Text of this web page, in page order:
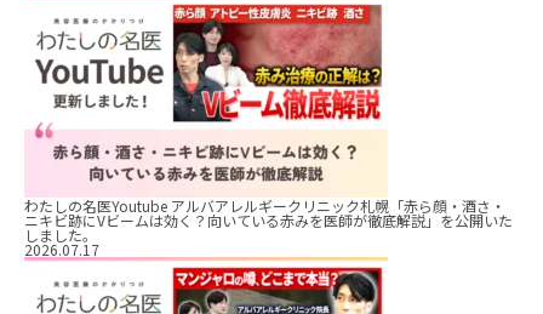
わたしの名医Youtube アルバアレルギークリニック札幌「赤ら顔・酒さ・
ニキビ跡にVビームは効く？向いている赤みを医師が徹底解説」を公開いた
しました。
2026.07.17